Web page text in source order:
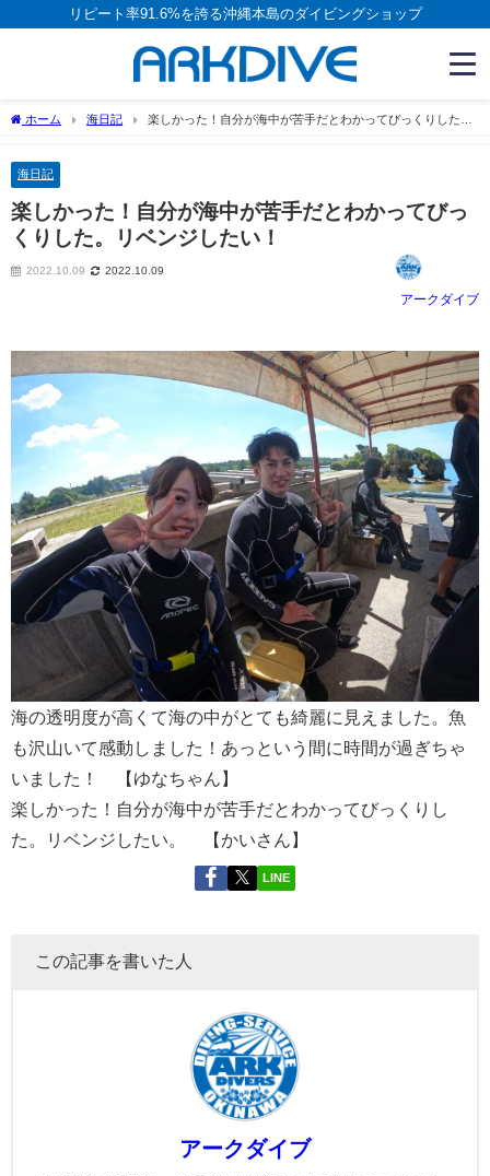
リピート率91.6%を誇る沖縄本島のダイビングショップ
ホーム 海日記
楽しかった！自分が海中が苦手だとわかってびっくりした。
海日記
楽しかった！自分が海中が苦手だとわかってびっ
くりした。リベンジしたい！
2022.10.09 2022.10.09
アークダイブ
海の透明度が高くて海の中がとても綺麗に見えました。魚
も沢山いて感動しました！あっという間に時間が過ぎちゃ
いました！ 【ゆなちゃん】
楽しかった！自分が海中が苦手だとわかってびっくりし
た。リベンジしたい。 【かいさん】
LINE
この記事を書いた人
アークダイブ